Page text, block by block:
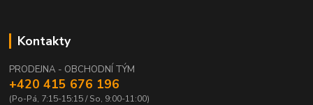
Kontakty
PRODEJNA - OBCHODNÍ TÝM
+420 415 676 196
(Po-Pá, 7:15-15:15 / So, 9:00-11:00)